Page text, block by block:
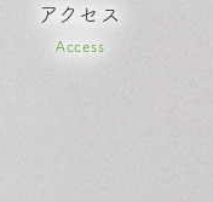
アクセス
Access